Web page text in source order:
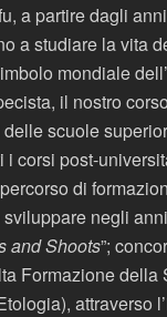
a partire dagli
a studiare la vita
mondiale
il nostro
scuole
i corsi post-
di
negli
and Shoots”;
Formazione della
attraverso